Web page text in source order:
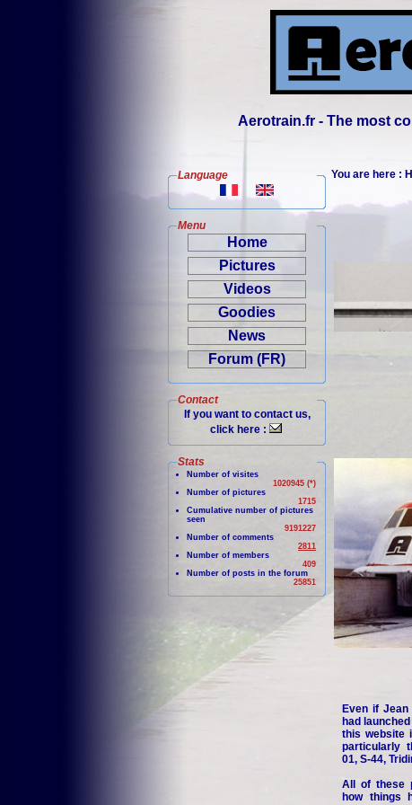
Aerotrain.fr - The most
Language
Menu
Home
Pictures
Videos
Goodies
News
Forum (FR)
Contact
If you want to contact us,
click here :
Stats
Number of visites
1020945 (*)
Number of pictures
1715
Cumulative number of pictures
seen
9191227
Number of comments
2811
Number of members
409
Number of posts in the forum
25851
You are here :
Even if
had
this website
particularly
01, S-44,
All of these
how things